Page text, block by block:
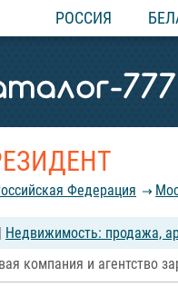
РОССИЯ
Федерация
| Недвижимость: продажа,
компания и агентство